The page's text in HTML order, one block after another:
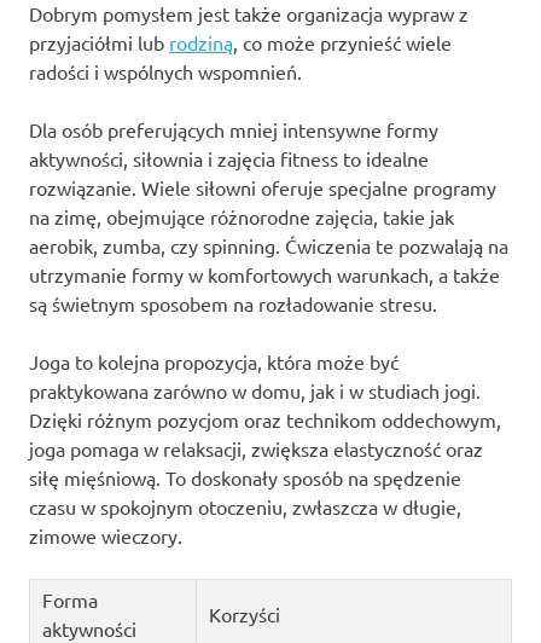
Dobrym pomysłem jest także organizacja wypraw z
przyjaciółmi lub rodziną, co może przynieść wiele
radości i wspólnych wspomnień.
Dla osób preferujących mniej intensywne formy
aktywności, siłownia i zajęcia fitness to idealne
rozwiązanie. Wiele siłowni oferuje specjalne programy
na zimę, obejmujące różnorodne zajęcia, takie jak
aerobik, zumba, czy spinning. Ćwiczenia te pozwalają na
utrzymanie formy w komfortowych warunkach, a także
są świetnym sposobem na rozładowanie stresu.
Joga to kolejna propozycja, która może być
praktykowana zarówno w domu, jak i w studiach jogi.
Dzięki różnym pozycjom oraz technikom oddechowym,
joga pomaga w relaksacji, zwiększa elastyczność oraz
siłę mięśniową. To doskonały sposób na spędzenie
czasu w spokojnym otoczeniu, zwłaszcza w długie,
zimowe wieczory.
Forma
aktywności
Korzyści